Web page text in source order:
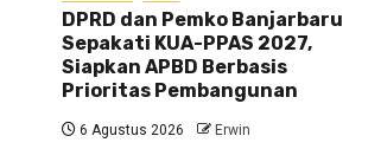
DPRD dan Pemko Banjarbaru
Sepakati KUA-PPAS 2027,
Siapkan APBD Berbasis
Prioritas Pembangunan
6 Agustus 2026 Erwin